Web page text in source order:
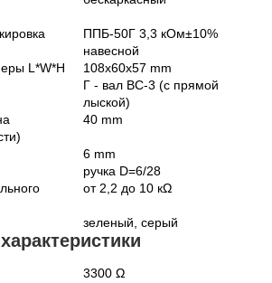
ППБ-50Г 3,3 кОм±10%
навесной
L*W*H
108х60х57 mm
Г - вал ВС-3 (с прямой
лыской)
40 mm
6 mm
ручка D=6/28
от 2,2 до 10 кΩ
зеленый, серый
3300 Ω